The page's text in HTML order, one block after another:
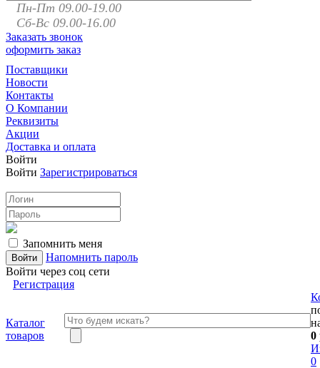
Пн-Пт 09.00-19.00
Сб-Вс 09.00-16.00
Заказать звонок
оформить заказ
Поставщики
Новости
Контакты
О Компании
Реквизиты
Акции
Доставка и оплата
Войти
Войти Зарегистрироваться
Запомнить меня
Напомнить пароль
Войти через соц сети
Регистрация
Каталог
товаров
0
0